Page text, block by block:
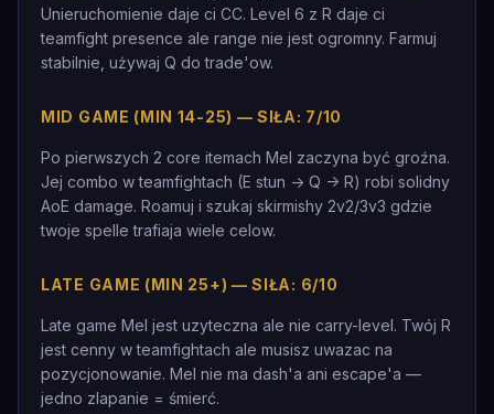
Unieruchomienie daje ci CC. Level 6 z R daje ci
teamfight presence ale range nie jest ogromny. Farmuj
stabilnie, używaj Q do trade'ow.
MID GAME (MIN 14-25) — SIŁA: 7/10
Po pierwszych 2 core itemach Mel zaczyna być groźna.
Jej combo w teamfightach (E stun -> Q -> R) robi solidny
AoE damage. Roamuj i szukaj skirmishy 2v2/3v3 gdzie
twoje spelle trafiaja wiele celow.
LATE GAME (MIN 25+) — SIŁA: 6/10
Late game Mel jest uzyteczna ale nie carry-level. Twój R
jest cenny w teamfightach ale musisz uwazac na
pozycjonowanie. Mel nie ma dash'a ani escape'a —
jedno zlapanie = śmierć.